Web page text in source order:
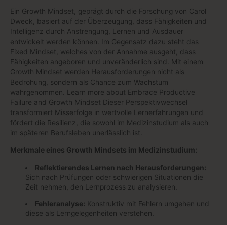
Ein Growth Mindset, geprägt durch die Forschung von Carol
Dweck, basiert auf der Überzeugung, dass Fähigkeiten und
Intelligenz durch Anstrengung, Lernen und Ausdauer
entwickelt werden können. Im Gegensatz dazu steht das
Fixed Mindset, welches von der Annahme ausgeht, dass
Fähigkeiten angeboren und unveränderlich sind. Mit einem
Growth Mindset werden Herausforderungen nicht als
Bedrohung, sondern als Chance zum Wachstum
wahrgenommen. Learn more about Embrace Productive
Failure and Growth Mindset Dieser Perspektivwechsel
transformiert Misserfolge in wertvolle Lernerfahrungen und
fördert die Resilienz, die sowohl im Medizinstudium als auch
im späteren Berufsleben unerlässlich ist.
Merkmale eines Growth Mindsets im Medizinstudium:
Reflektierendes Lernen nach Herausforderungen:
Sich nach Prüfungen oder schwierigen Situationen die
Zeit nehmen, den Lernprozess zu analysieren.
Fehleranalyse: Konstruktiv mit Fehlern umgehen und
diese als Lerngelegenheiten verstehen.